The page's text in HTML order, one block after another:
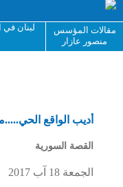
مقالات المؤسس
منصور عازار
لبنان في
أديب الواقع
القصة السورية
الجمعة 18 آب 2017